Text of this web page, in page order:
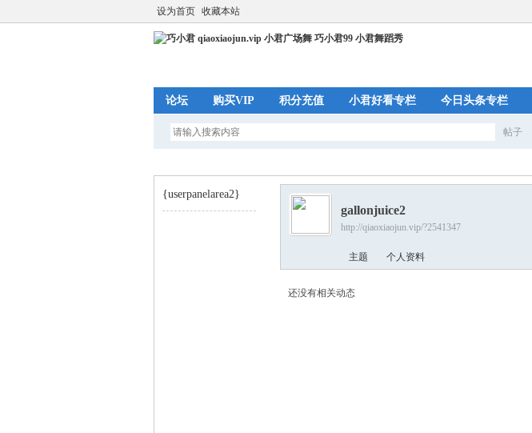
设为首页 收藏本站
论坛 购买VIP 积分充值 小君好看专栏 今日头条专栏
帖子
{userpanelarea2}
gallonjuice2
http://qiaoxiaojun.vip/?2541347
主题 个人资料
还没有相关动态